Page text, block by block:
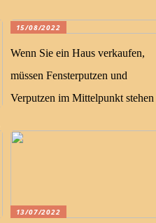
15/08/2022
Wenn Sie ein Haus verkaufen,
müssen Fensterputzen und
Verputzen im Mittelpunkt stehen
13/07/2022